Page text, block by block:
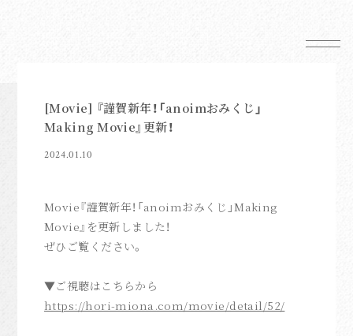
Schedule
Profile
FC News
[Movie] 『謹賀新年！「anoimおみくじ」
Making Movie』更新！
2024.01.10
Movie『謹賀新年！「anoimおみくじ」Making
Movie』を更新しました！
ぜひご覧ください。
▼ご視聴はこちらから
https://hori-miona.com/movie/detail/52/